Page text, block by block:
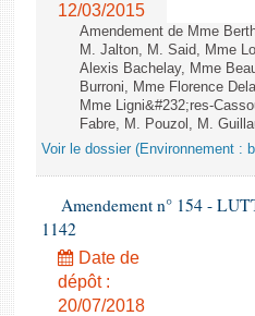
12/03/2015
Amendement de Mme
M. Jalton, M. Said, Mme
Alexis Bachelay, Mme
Burroni, Mme Florence
Mme Ligni&#232;res-
Fabre, M. Pouzol, M.
Voir le dossier (Environnement :
Amendement n° 154 -
1142
Date de
dépôt :
20/07/2018